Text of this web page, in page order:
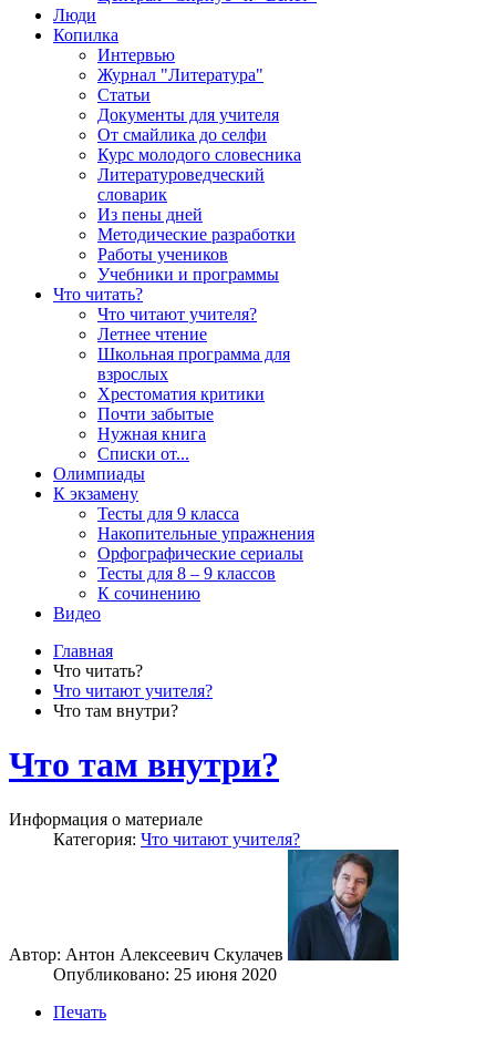
Люди
Копилка
Интервью
Журнал "Литература"
Статьи
Документы для учителя
От смайлика до селфи
Курс молодого словесника
Литературоведческий
словарик
Из пены дней
Методические разработки
Работы учеников
Учебники и программы
Что читать?
Что читают учителя?
Летнее чтение
Школьная программа для
взрослых
Хрестоматия критики
Почти забытые
Нужная книга
Списки от...
Олимпиады
К экзамену
Тесты для 9 класса
Накопительные упражнения
Орфографические сериалы
Тесты для 8 – 9 классов
К сочинению
Видео
Главная
Что читать?
Что читают учителя?
Что там внутри?
Что там внутри?
Информация о материале
Категория: Что читают учителя?
Автор: Антон Алексеевич Скулачев
Опубликовано: 25 июня 2020
Печать